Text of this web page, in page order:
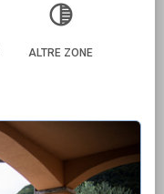
tonality
ALTRE ZONE